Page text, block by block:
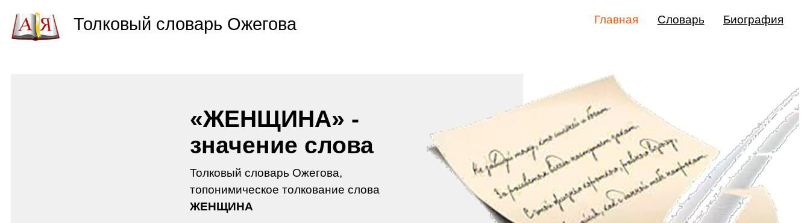
«ЖЕНЩИНА» -
значение слова
Толковый словарь Ожегова,
топонимическое толкование слова
ЖЕНЩИНА
Толковый словарь Ожегова Главная Словарь Биография